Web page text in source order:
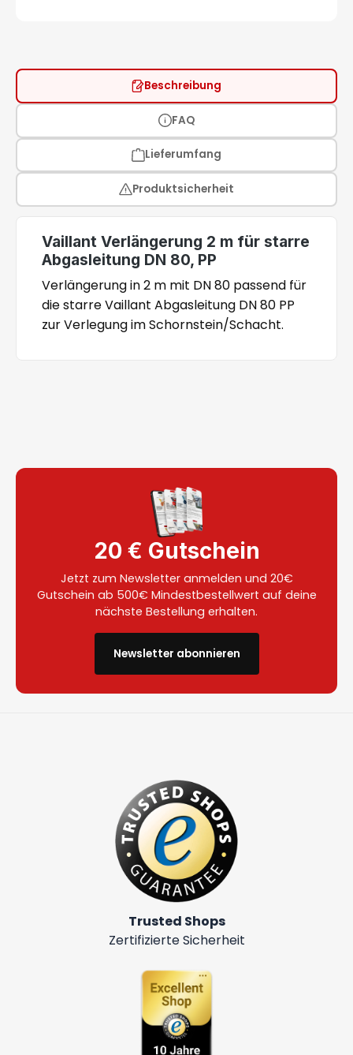
Beschreibung
FAQ
Lieferumfang
Produktsicherheit
Vaillant Verlängerung 2 m für starre
Abgasleitung DN 80, PP
Verlängerung in 2 m mit DN 80 passend für
die starre Vaillant Abgasleitung DN 80 PP
zur Verlegung im Schornstein/Schacht.
20 € Gutschein
Jetzt zum Newsletter anmelden und 20€
Gutschein ab 500€ Mindestbestellwert auf deine
nächste Bestellung erhalten.
Newsletter abonnieren
Trusted Shops
Zertifizierte Sicherheit